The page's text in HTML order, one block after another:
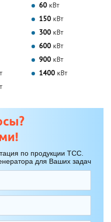
60 кВт
150 кВт
300 кВт
600 кВт
900 кВт
1400 кВт
по продукции ТСС.
для Ваших задач